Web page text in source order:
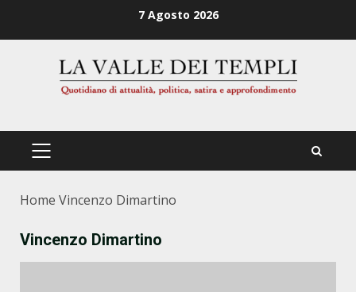
7 Agosto 2026
PRIMÄRES
Home Vincenzo Dimartino
Vincenzo Dimartino